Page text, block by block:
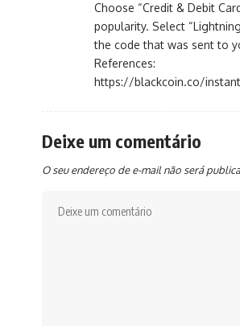
Choose “Credit & Debit
popularity. Select
the code that was sent to
References:
https://blackcoin.co/
Deixe um comentário
O seu endereço de e-mail não será